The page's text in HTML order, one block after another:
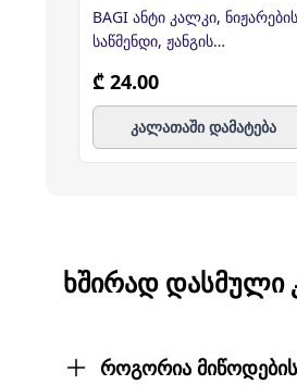
BAGI ანტი კალკი, ნიჟარების
საწმენდი, ჟანგის
₾ 24.00
კალათაში დამატება
ᲮᲨᲘᲠᲐᲓ ᲓᲐᲡᲛᲣᲚᲘ
როგორია